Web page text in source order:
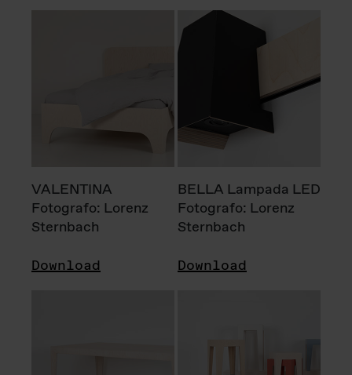
VALENTINA
Fotografo: Lorenz
Sternbach
Download
BELLA Lampada LED
Fotografo: Lorenz
Sternbach
Download